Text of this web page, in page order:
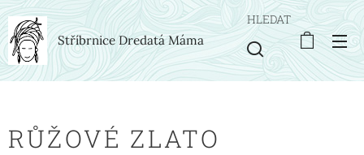
Stříbrnice Dredatá Máma
HLEDAT
RŮŽOVÉ ZLATO